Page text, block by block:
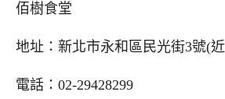
佰樹食堂
地址：新北市永和區民光街3號(
電話：02-29428299